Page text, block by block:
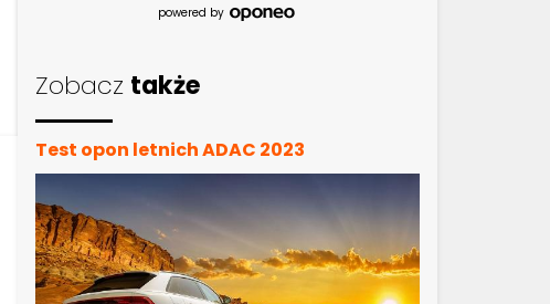
powered by
Zobacz także
Test opon letnich ADAC 2023